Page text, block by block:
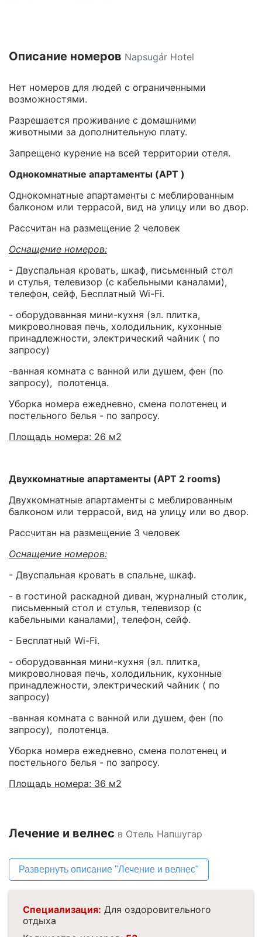
Описание номеров Napsugár Hotel
Нет номеров для людей с ограниченными
возможностями.
Разрешается проживание с домашними
животными за дополнительную плату.
Запрещено курение на всей территории отеля.
Однокомнатные апартаменты (APT )
Однокомнатные апартаменты с меблированным
балконом или террасой, вид на улицу или во двор.
Рассчитан на размещение 2 человек
Оснащение номеров:
- Двуспальная кровать, шкаф, письменный стол
и стулья, телевизор (с кабельными каналами),
телефон, сейф, Бесплатный Wi-Fi.
- оборудованная мини-кухня (эл. плитка,
микроволновая печь, холодильник, кухонные
принадлежности, электрический чайник ( по
запросу)
-ванная комната с ванной или душем, фен (по
запросу), полотенца.
Уборка номера ежедневно, смена полотенец и
постельного белья - по запросу.
Площадь номера: 26 м2
Двухкомнатные апартаменты (APT 2 rooms)
Двухкомнатные апартаменты с меблированным
балконом или террасой, вид на улицу или во двор.
Рассчитан на размещение 3 человек
Оснащение номеров:
- Двуспальная кровать в спальне, шкаф.
- в гостиной раскадной диван, журналный столик,
письменный стол и стулья, телевизор (с
кабельными каналами), телефон, сейф.
- Бесплатный Wi-Fi.
- оборудованная мини-кухня (эл. плитка,
микроволновая печь, холодильник, кухонные
принадлежности, электрический чайник ( по
запросу)
-ванная комната с ванной или душем, фен (по
запросу), полотенца.
Уборка номера ежедневно, смена полотенец и
постельного белья - по запросу.
Площадь номера: 36 м2
Лечение и велнес в Отель Напшугар
Развернуть описание "Лечение и велнес"
Специализация: Для оздоровительного
отдыха